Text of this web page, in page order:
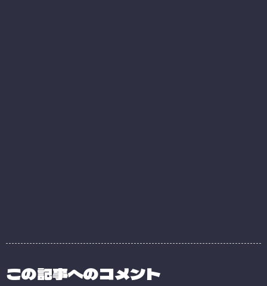
この記事へのコメント